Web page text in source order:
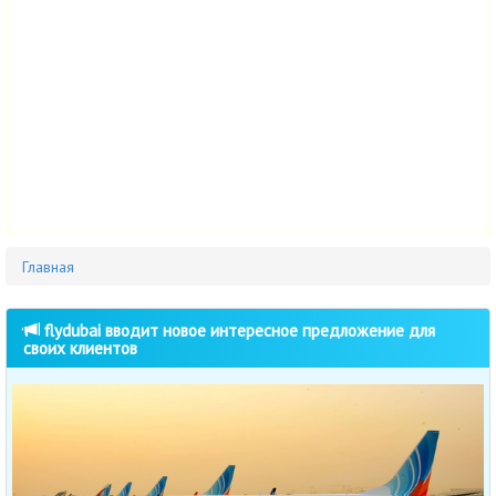
Главная
flydubai вводит новое интересное предложение для
своих клиентов